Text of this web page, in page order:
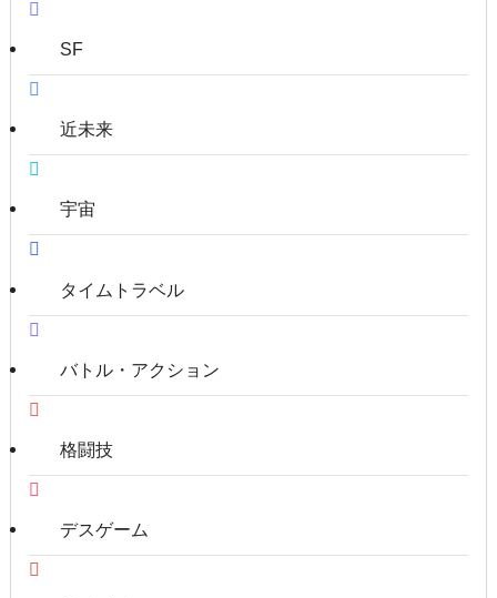
SF
近未来
宇宙
タイムトラベル
バトル・アクション
格闘技
デスゲーム